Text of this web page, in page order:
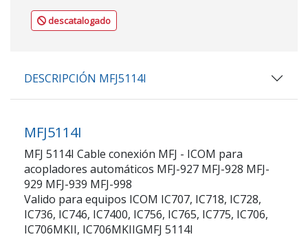
descatalogado
DESCRIPCIÓN MFJ5114I
MFJ5114I
MFJ 5114I Cable conexión MFJ - ICOM para
acopladores automáticos MFJ-927 MFJ-928 MFJ-
929 MFJ-939 MFJ-998
Valido para equipos ICOM IC707, IC718, IC728,
IC736, IC746, IC7400, IC756, IC765, IC775, IC706,
IC706MKII, IC706MKIIGMFJ 5114I